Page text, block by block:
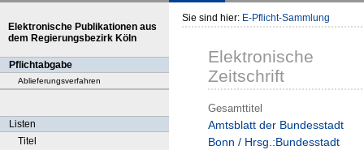
Elektronische Publikationen aus
dem Regierungsbezirk Köln
Pflichtabgabe
Ablieferungsverfahren
Listen
Titel
Sie sind hier: E-Pflicht-Sammlung
Elektronische
Zeitschrift
Gesamttitel
Amtsblatt der Bundesstadt
Bonn / Hrsg.:Bundesstadt